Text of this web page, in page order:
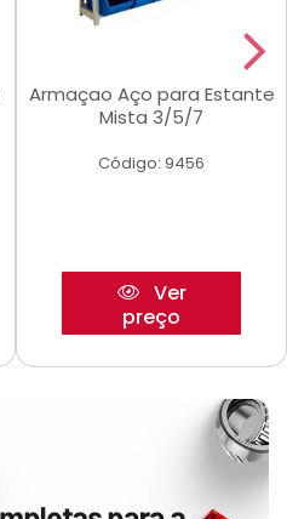
Armaçao Aço para Estante
Mista 3/5/7
Código: 9456
Ver
preço